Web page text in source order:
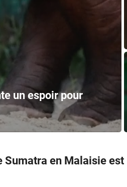
un espoir pour
Sumatra en Malaisie est